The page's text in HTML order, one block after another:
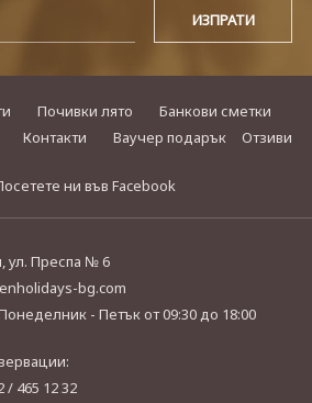
Почивки лято
Банкови сметки
Контакти Ваучер подарък Отзиви
ни във Facebook
ул. Преспа № 6
bg.com
- Петъкот 09:30 до 18:00
/ 465 12 32